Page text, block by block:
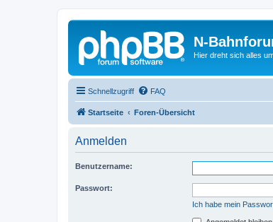
N-
Hier dreht sich alles
Schnellzugriff FAQ
Startseite Foren-Übersicht
Anmelden
Benutzername:
Passwort:
Ich habe mein